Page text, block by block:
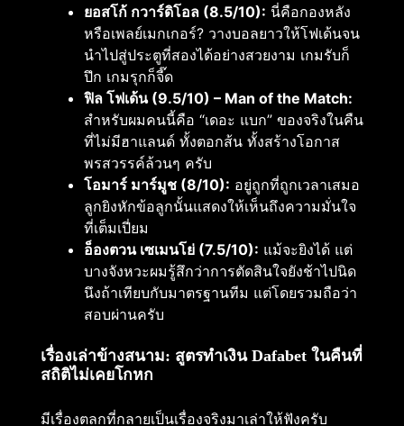
ยอสโก้ กวาร์ดิโอล (8.5/10): นี่คือกองหลัง
หรือเพลย์เมกเกอร์? วางบอลยาวให้โฟเด้นจน
นำไปสู่ประตูที่สองได้อย่างสวยงาม เกมรับก็
ปึก เกมรุกก็จี๊ด
ฟิล โฟเด้น (9.5/10) – Man of the Match:
สำหรับผมคนนี้คือ “เดอะ แบก” ของจริงในคืน
ที่ไม่มีฮาแลนด์ ทั้งตอกส้น ทั้งสร้างโอกาส
พรสวรรค์ล้วนๆ ครับ
โอมาร์ มาร์มูช (8/10): อยู่ถูกที่ถูกเวลาเสมอ
ลูกยิงหักข้อลูกนั้นแสดงให้เห็นถึงความมั่นใจ
ที่เต็มเปี่ยม
อ็องตวน เซเมนโย่ (7.5/10): แม้จะยิงได้ แต่
บางจังหวะผมรู้สึกว่าการตัดสินใจยังช้าไปนิด
นึงถ้าเทียบกับมาตรฐานทีม แต่โดยรวมถือว่า
สอบผ่านครับ
เรื่องเล่าข้างสนาม: สูตรทำเงิน Dafabet ในคืนที่
สถิติไม่เคยโกหก
มีเรื่องตลกที่กลายเป็นเรื่องจริงมาเล่าให้ฟังครับ